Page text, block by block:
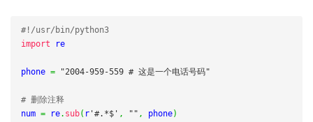
#!/usr/bin/python3
import re
phone = "2004-959-559 # 这是一个电话号码"
# 删除注释
num = re. sub( r '#.*$' , "" , phone)